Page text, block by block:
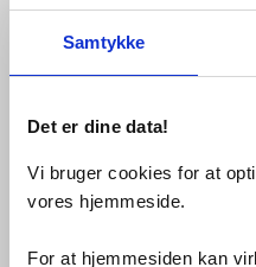
Samtykke
Det er dine data!
Vi bruger cookies for at
vores hjemmeside.
For at hjemmesiden kan
Levering 10-15 dage